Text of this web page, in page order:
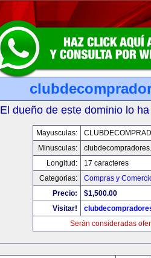
El dueño de este dominio lo
Mayusculas:
Minusculas:
Longitud:
17 caracteres
Categorias:
Compras y
Precio:
$1,500.00
Visitar!
Serán consideradas